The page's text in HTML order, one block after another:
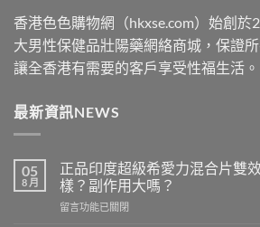
香港色色購物網（hkxse.com）始創於
大男性保健品壯陽藥網絡商城，保證
讓全香港有需要的客戶享受性福生活。
最新資訊NEWS
05
8 月
正品印度超級希愛力混合片雙
樣？副作用大嗎？
在
留言功能已關閉